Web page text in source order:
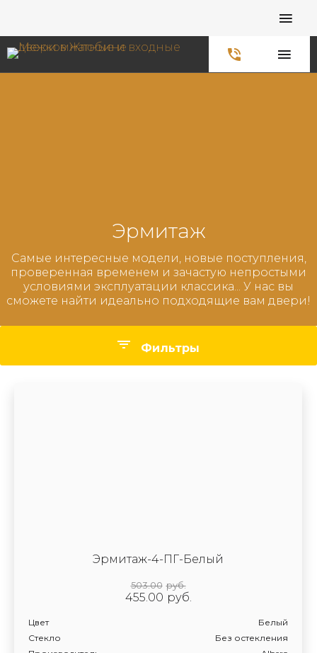
Главная Двери межкомнатные Vinyl
Эрмитаж
Самые интересные модели, новые поступления,
проверенная временем и зачастую непростыми
условиями эксплуатации классика... У нас вы
сможете найти идеально подходящие вам двери!
Фильтры
Эрмитаж-4-ПГ-Белый
руб.
503.00
руб.
455.00
Цвет Белый
Стекло Без остекления